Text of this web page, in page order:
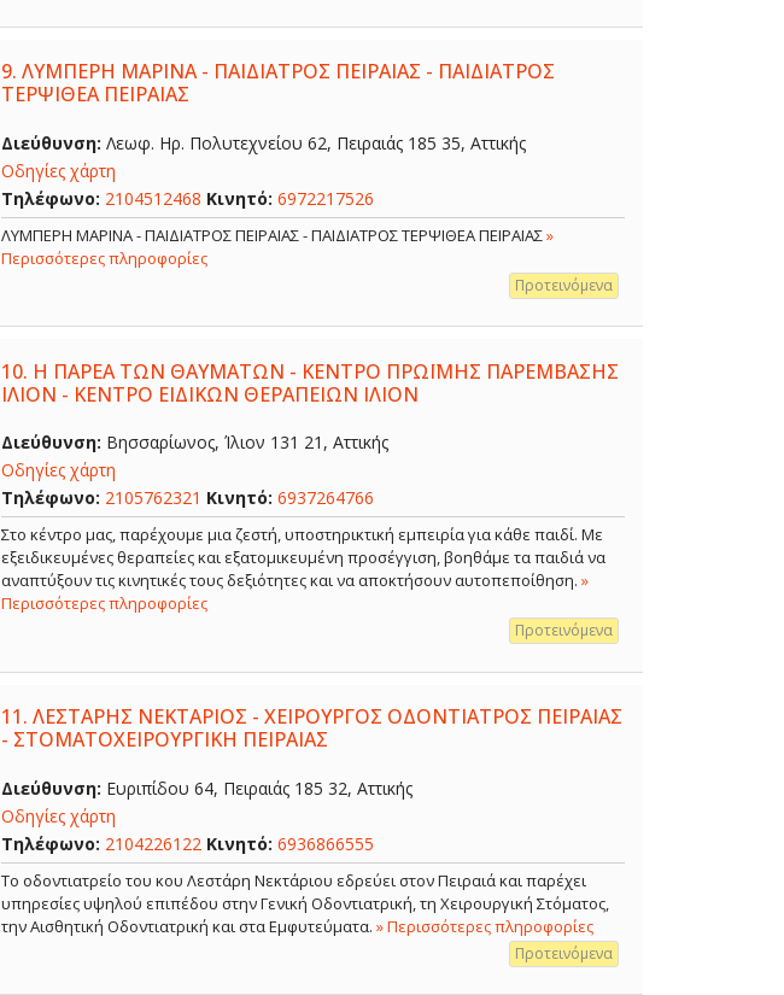
9. ΛΥΜΠΕΡΗ ΜΑΡΙΝΑ - ΠΑΙΔΙΑΤΡΟΣ ΠΕΙΡΑΙΑΣ - ΠΑΙΔΙΑΤΡΟΣ
ΤΕΡΨΙΘΕΑ ΠΕΙΡΑΙΑΣ
Διεύθυνση: Λεωφ. Ηρ. Πολυτεχνείου 62, Πειραιάς 185 35, Αττικής
Οδηγίες χάρτη
Τηλέφωνο: 2104512468 Κινητό: 6972217526
ΛΥΜΠΕΡΗ ΜΑΡΙΝΑ - ΠΑΙΔΙΑΤΡΟΣ ΠΕΙΡΑΙΑΣ - ΠΑΙΔΙΑΤΡΟΣ ΤΕΡΨΙΘΕΑ ΠΕΙΡΑΙΑΣ»
Περισσότερες πληροφορίες
Προτεινόμενα
10. Η ΠΑΡΕΑ ΤΩΝ ΘΑΥΜΑΤΩΝ - ΚΕΝΤΡΟ ΠΡΩΪΜΗΣ ΠΑΡΕΜΒΑΣΗΣ
ΙΛΙΟΝ - ΚΕΝΤΡΟ ΕΙΔΙΚΩΝ ΘΕΡΑΠΕΙΩΝ ΙΛΙΟΝ
Διεύθυνση: Βησσαρίωνος, Ίλιον 131 21, Αττικής
Οδηγίες χάρτη
Τηλέφωνο: 2105762321 Κινητό: 6937264766
Στο κέντρο μας, παρέχουμε μια ζεστή, υποστηρικτική εμπειρία για κάθε παιδί. Με
εξειδικευμένες θεραπείες και εξατομικευμένη προσέγγιση, βοηθάμε τα παιδιά να
αναπτύξουν τις κινητικές τους δεξιότητες και να αποκτήσουν αυτοπεποίθηση. »
Περισσότερες πληροφορίες
Προτεινόμενα
11. ΛΕΣΤΑΡΗΣ ΝΕΚΤΑΡΙΟΣ - ΧΕΙΡΟΥΡΓΟΣ ΟΔΟΝΤΙΑΤΡΟΣ ΠΕΙΡΑΙΑΣ
- ΣΤΟΜΑΤΟΧΕΙΡΟΥΡΓΙΚΗ ΠΕΙΡΑΙΑΣ
Διεύθυνση: Ευριπίδου 64, Πειραιάς 185 32, Αττικής
Οδηγίες χάρτη
Τηλέφωνο: 2104226122 Κινητό: 6936866555
Το οδοντιατρείο του κου Λεστάρη Νεκτάριου εδρεύει στον Πειραιά και παρέχει
υπηρεσίες υψηλού επιπέδου στην Γενική Οδοντιατρική, τη Χειρουργική Στόματος,
την Αισθητική Οδοντιατρική και στα Εμφυτεύματα. » Περισσότερες πληροφορίες
Προτεινόμενα